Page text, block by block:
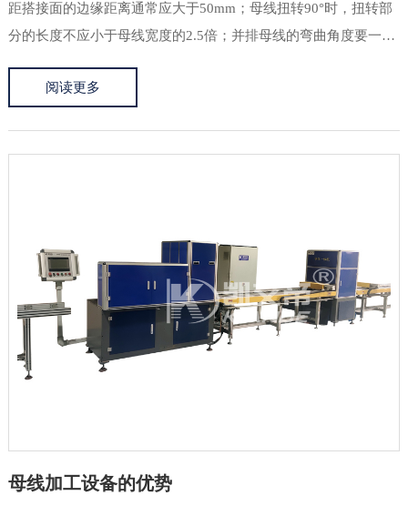
距搭接面的边缘距离通常应大于50mm；母线扭转90°时，扭转部
分的长度不应小于母线宽度的2.5倍；并排母线的弯曲角度要一
可按照产品质量要求及实...
阅读更多
母线加工设备的优势